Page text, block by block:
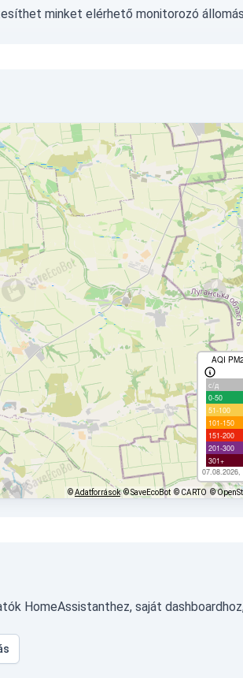
minket elérhető monitorozó
AQI
с/д
0-50
51-100
101-150
151-200
201-300
301+
07.08.2026,
©Adatforrások © SaveEcoBot © CARTO ©
HomeAssistanthez, saját